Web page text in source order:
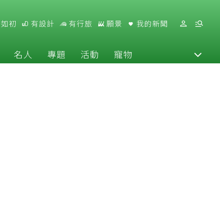
初 有設計 有行旅 願景 我的新聞
名人 專題 活動 寵物